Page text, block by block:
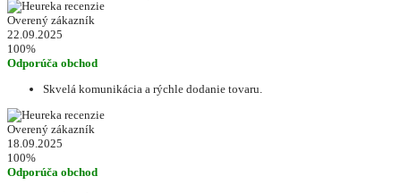
Overený zákazník
22.09.2025
100%
Odporúča obchod
Skvelá komunikácia a rýchle dodanie tovaru.
Overený zákazník
18.09.2025
100%
Odporúča obchod